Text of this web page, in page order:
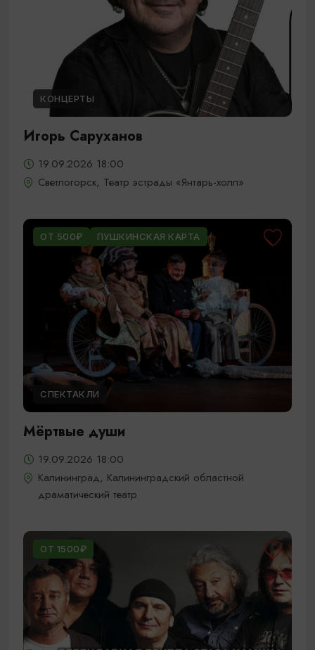
КОНЦЕРТЫ
Игорь Саруханов
19.09.2026 18:00
Светлогорск, Театр эстрады «Янтарь-холл»
ОТ 500₽ ПУШКИНСКАЯ КАРТА
СПЕКТАКЛИ
Мёртвые души
19.09.2026 18:00
Калининград, Калининградский областной
драматический театр
ОТ 1500₽